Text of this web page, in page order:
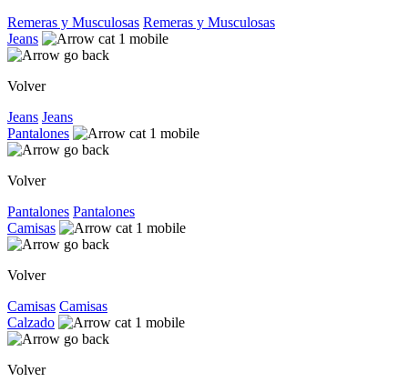
Remeras y Musculosas Remeras y Musculosas
Jeans
Volver
Jeans Jeans
Pantalones
Volver
Pantalones Pantalones
Camisas
Volver
Camisas Camisas
Calzado
Volver